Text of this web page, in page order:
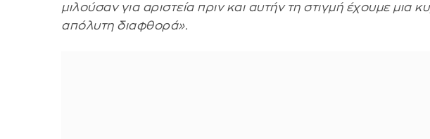
μιλούσαν για αριστεία πριν και αυτήν τη στιγμή έχουμε μια
απόλυτη διαφθορά».